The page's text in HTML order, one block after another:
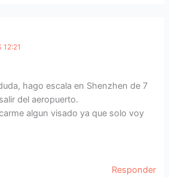
12:21
hago escala en Shenzhen de 7
del aeropuerto.
algun visado ya que solo voy
Responder